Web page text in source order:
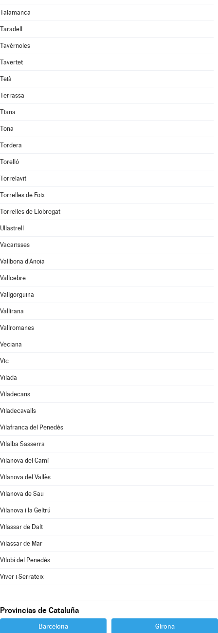
Talamanca
Taradell
Tavèrnoles
Tavertet
Teià
Terrassa
Tiana
Tona
Tordera
Torelló
Torrelavit
Torrelles de Foix
Torrelles de Llobregat
Ullastrell
Vacarisses
Vallbona d'Anoia
Vallcebre
Vallgorguina
Vallirana
Vallromanes
Veciana
Vic
Vilada
Viladecans
Viladecavalls
Vilafranca del Penedès
Vilalba Sasserra
Vilanova del Camí
Vilanova del Vallès
Vilanova de Sau
Vilanova i la Geltrú
Vilassar de Dalt
Vilassar de Mar
Vilobí del Penedès
Viver i Serrateix
Provincias de Cataluña
Barcelona Girona